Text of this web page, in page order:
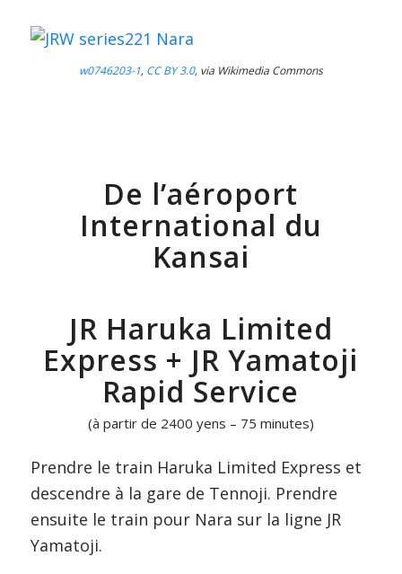
w0746203-1, CC BY 3.0, via Wikimedia Commons
De l’aéroport
International du
Kansai
JR Haruka Limited
Express + JR Yamatoji
Rapid Service
(à partir de 2400 yens – 75 minutes)
Prendre le train Haruka Limited Express et
descendre à la gare de Tennoji. Prendre
ensuite le train pour Nara sur la ligne JR
Yamatoji.